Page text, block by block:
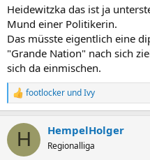
beschimpft den Fußball-Star
wie fällt die Antwort aus Paris
ga.de
Heidewitzka das ist ja
Mund einer Politikerin.
Das müsste eigentlich eine
"Grande Nation" nach sich
sich da einmischen.
R
e
k
i
footlocker undIvy
H HempelHolger
Regionalliga